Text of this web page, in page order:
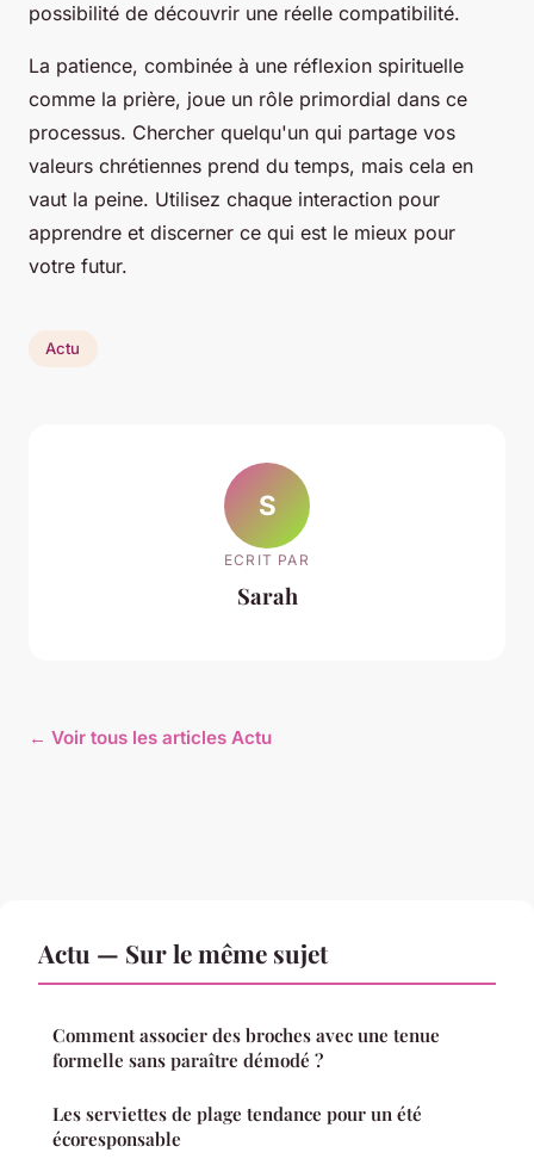
possibilité de découvrir une réelle compatibilité.
La patience, combinée à une réflexion spirituelle
comme la prière, joue un rôle primordial dans ce
processus. Chercher quelqu'un qui partage vos
valeurs chrétiennes prend du temps, mais cela en
vaut la peine. Utilisez chaque interaction pour
apprendre et discerner ce qui est le mieux pour
votre futur.
Actu
S
ECRIT PAR
Sarah
← Voir tous les articles Actu
Actu — Sur le même sujet
Comment associer des broches avec une tenue
formelle sans paraître démodé ?
Les serviettes de plage tendance pour un été
écoresponsable